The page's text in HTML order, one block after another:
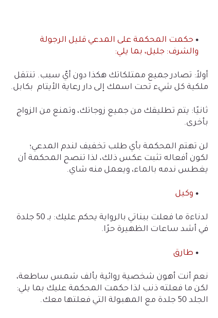
حكمت المحكمة على المدعي قليل الرجولة
والشرف: جليل، بما يلي:
أولاً: تصادر جميع ممتلكاتك هكذا دون أيّ سبب. تنتقل
ملكية كل شيء تحت اسمك إلى دار رعاية الأيتام بكابل.
ثانيًا: يتم تطليقك من جميع زوجاتك، وتمنع من الزواج
بأخرى.
لن تهتم المحكمة بأي طلب تخفيف لندم المدعي؛
لكون أفعاله تثبت عكس ذلك، لذا تنصح المحكمة أن
يغطس ندمه بالماء، ويعمل منه شاي.
وكيل
لدناءة ما فعلت ببناتي بالرواية يحكم عليك: بـ 50 جلدة
في أشد ساعات الظهيرة حرًا.
طارق
نعم أنت أهون شخصية روائية بألف شمس ساطعة،
لكن ما فعلته ذنب لذا حكمت المحكمة عليك بما يلي:
الجلد 50 جلدة مع المهبولة التي فعلتها معك.